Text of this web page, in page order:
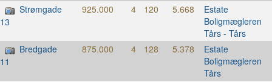
Strømgade
13
925.000 4 120 5.668 Estate
Boligmægleren
Tårs - Tårs
Bredgade
11
875.000 4 128 5.378 Estate
Boligmægleren
Tårs